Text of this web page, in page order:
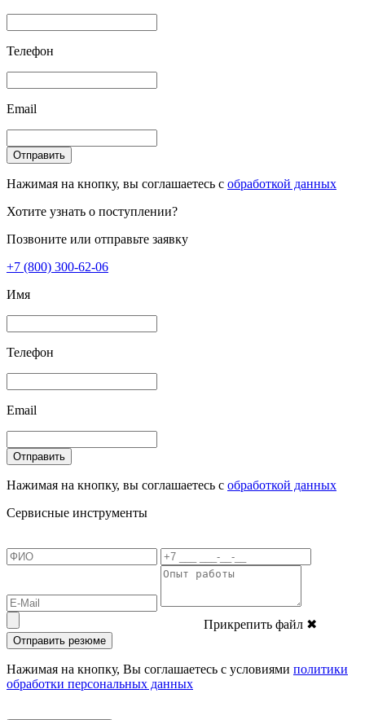
Телефон
Email
Отправить
Нажимая на кнопку, вы соглашаетесь с обработкой данных
Хотите узнать о поступлении?
Позвоните или отправьте заявку
+7 (800) 300-62-06
Имя
Телефон
Email
Отправить
Нажимая на кнопку, вы соглашаетесь с обработкой данных
Сервисные инструменты
Прикрепить файл ✖
Отправить резюме
Нажимая на кнопку, Вы соглашаетесь с условиями политики
обработки персональных данных